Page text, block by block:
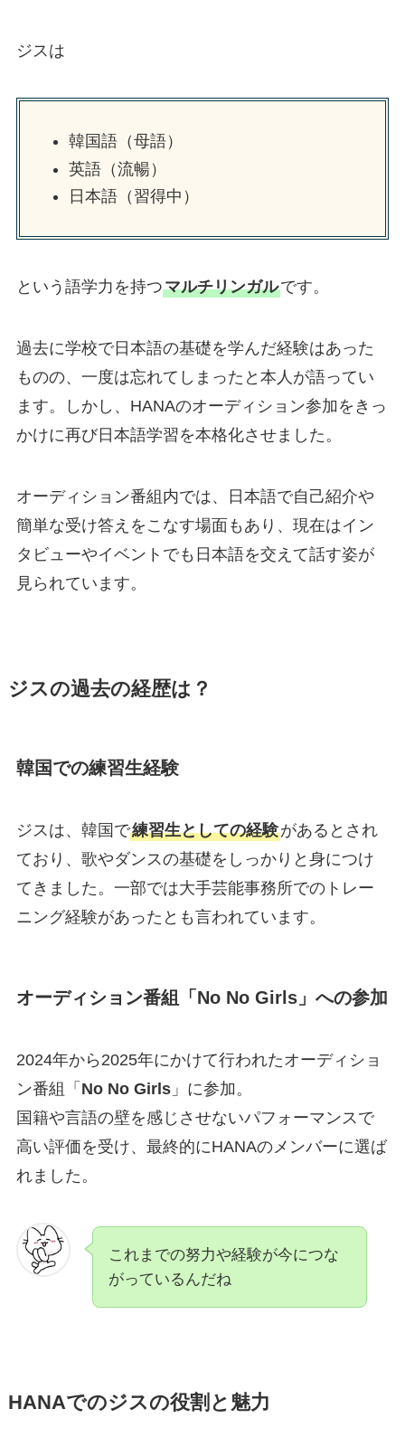
ジスは
韓国語（母語）
英語（流暢）
日本語（習得中）
という語学力を持つマルチリンガルです。
過去に学校で日本語の基礎を学んだ経験はあった
ものの、一度は忘れてしまったと本人が語ってい
ます。しかし、HANAのオーディション参加をきっ
かけに再び日本語学習を本格化させました。
オーディション番組内では、日本語で自己紹介や
簡単な受け答えをこなす場面もあり、現在はイン
タビューやイベントでも日本語を交えて話す姿が
見られています。
ジスの過去の経歴は？
韓国での練習生経験
ジスは、韓国で練習生としての経験があるとされ
ており、歌やダンスの基礎をしっかりと身につけ
てきました。一部では大手芸能事務所でのトレー
ニング経験があったとも言われています。
オーディション番組「No No Girls」への参加
2024年から2025年にかけて行われたオーディショ
ン番組「 No No Girls」に参加。
国籍や言語の壁を感じさせないパフォーマンスで
高い評価を受け、最終的にHANAのメンバーに選ば
れました。
これまでの努力や経験が今につな
がっているんだね
HANAでのジスの役割と魅力